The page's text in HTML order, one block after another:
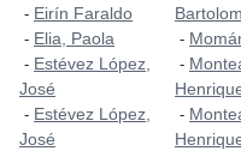
- Eirín Faraldo
- Elia, Paola
- Estévez López,
José
- Estévez López,
José
-
-
-